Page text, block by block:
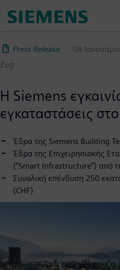
προς
κυρίως
περιεχόμενο
Press Release 08
Zug
Η Siemens
εγκαταστάσεις
Έδρα της Siemens Building
Έδρα της Επιχειρησιακής
(“Smart Infrastructure”) από
Συνολική επένδυση 250
(CHF)